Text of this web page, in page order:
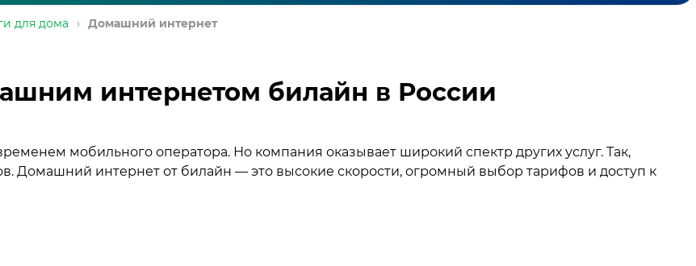
для дома › Домашний интернет
интернетом билайн в России
мобильного оператора. Но компания оказывает широкий спектр других услуг. Так,
Домашний интернет от билайн — это высокие скорости, огромный выбор тарифов и доступ к